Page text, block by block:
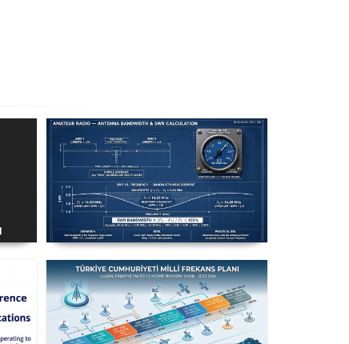
Uzuntel’den Yagi’ye
Seçimi] - 2026 Güncel